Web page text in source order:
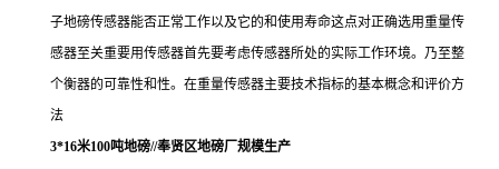
子地磅传感器能否正常工作以及它的和使用寿命这点对正确选用重量传
感器至关重要用传感器首先要考虑传感器所处的实际工作环境。乃至整
个衡器的可靠性和性。在重量传感器主要技术指标的基本概念和评价方
法
3*16米100吨地磅//奉贤区地磅厂规模生产